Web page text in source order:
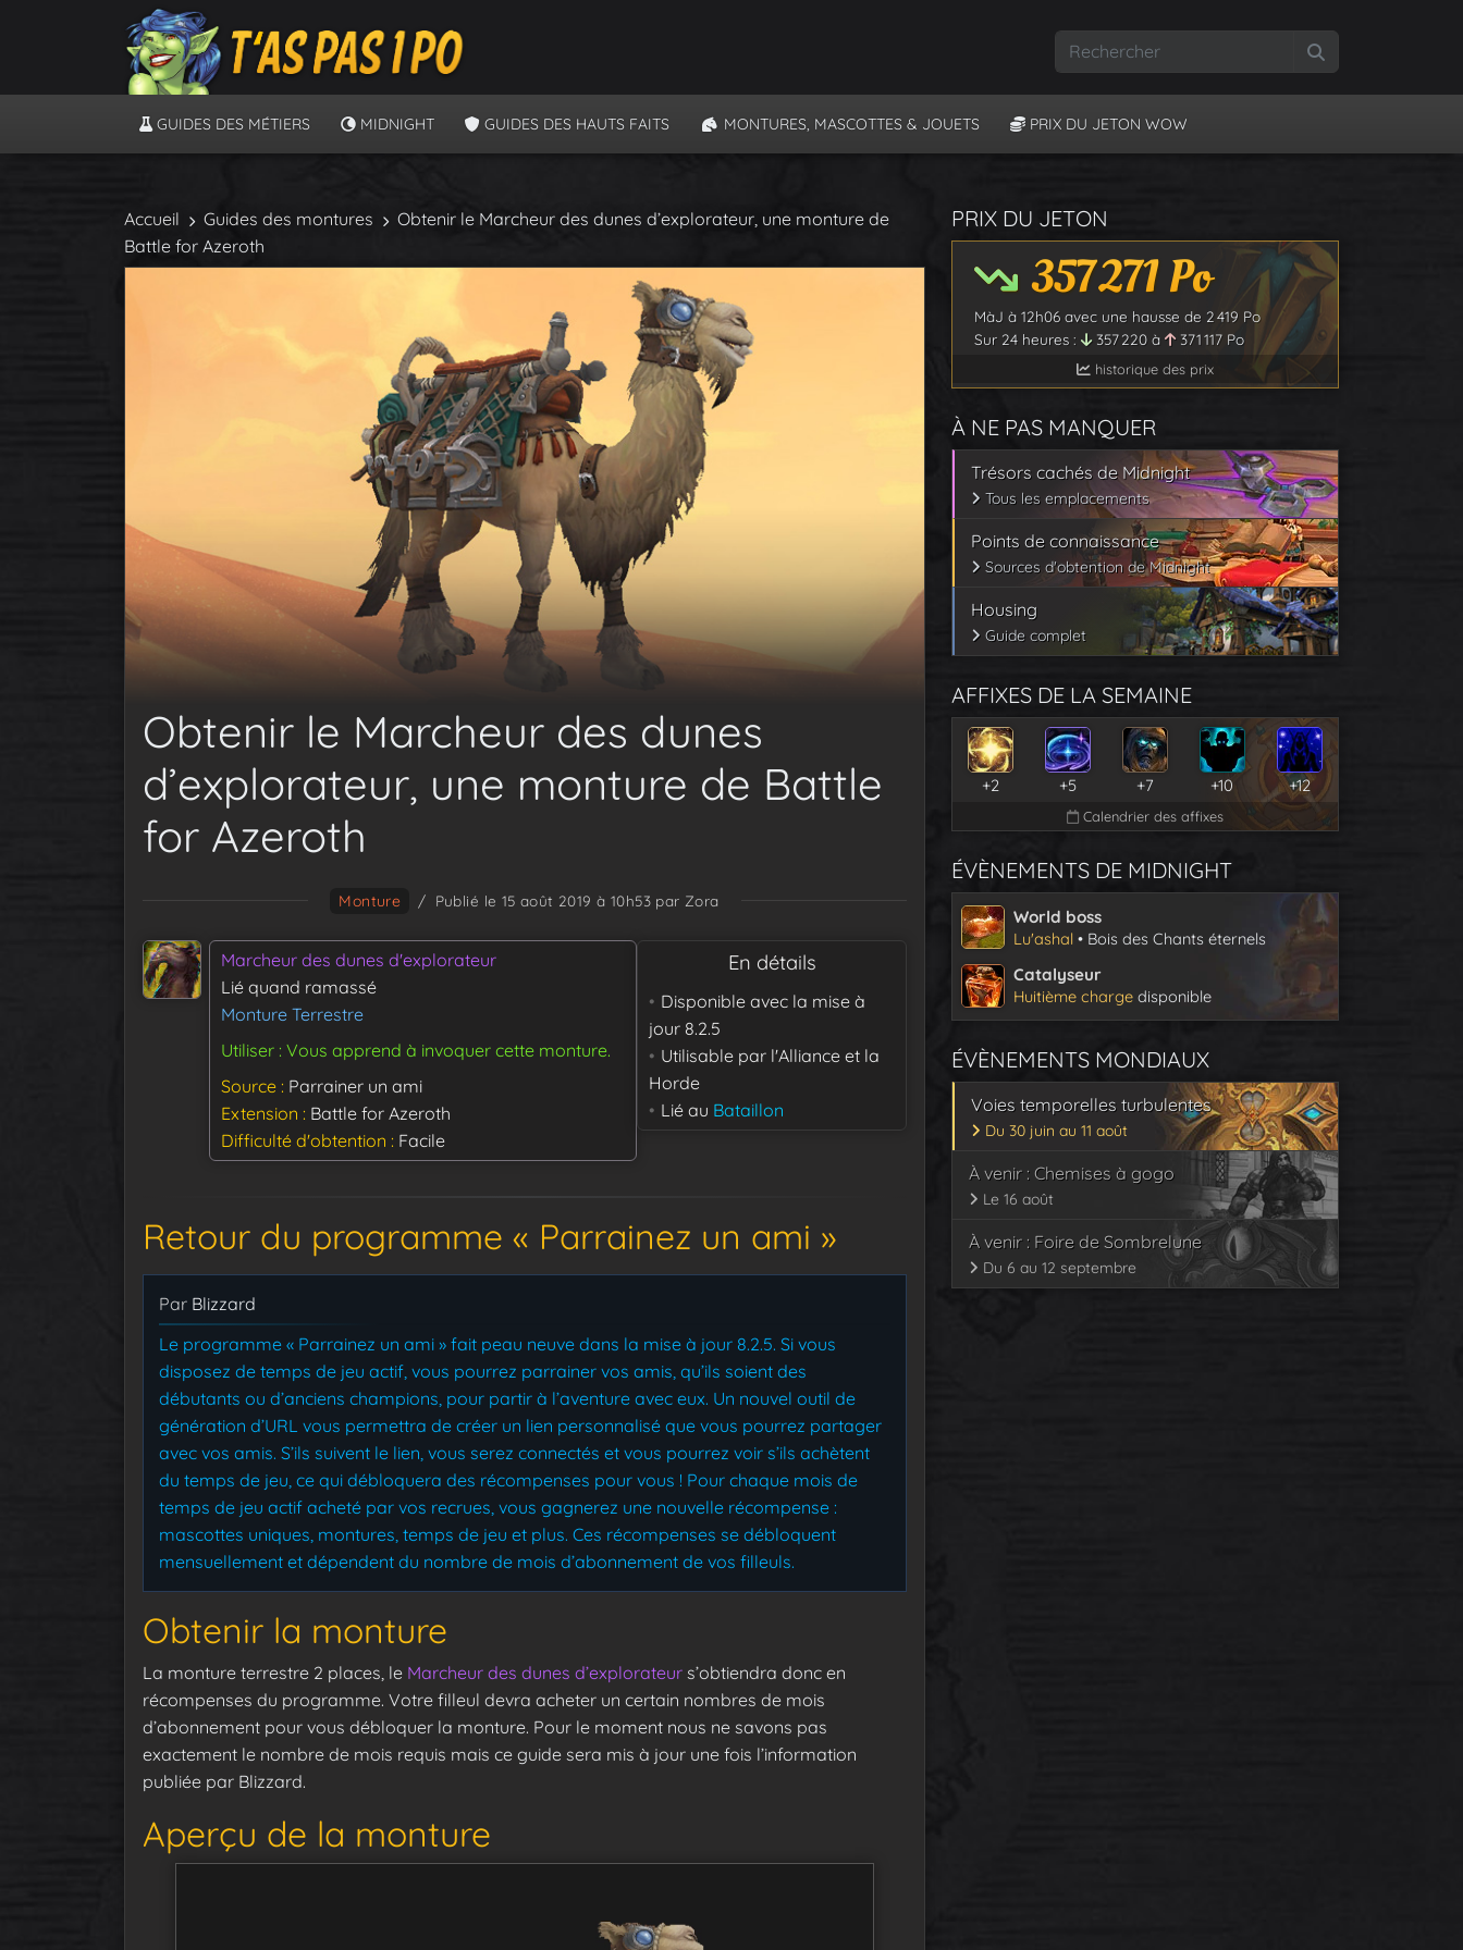
GUIDES DES MÉTIERS MIDNIGHT GUIDES DES HAUTS FAITS MONTURES, MASCOTTES & JOUETS PRIX DU JETON WOW
Accueil Guides des montures
Obtenir le Marcheur des dunes d’explorateur, une monture de
Battle for Azeroth
Obtenir le Marcheur des dunes
d’explorateur, une monture de Battle
for Azeroth
Monture / Publié le 15 août 2019 à 10h53par Zora
Marcheur des dunes d'explorateur
Lié quand ramassé
Monture Terrestre
Utiliser : Vous apprend à invoquer cette monture.
Source Parrainer un ami
Extension
Battle for Azeroth
Difficulté d'obtention
Facile
En détails
Disponible avec la mise à
jour 8.2.5
Utilisable par l'Alliance et la
Horde
Lié au Bataillon
Retour du programme « Parrainez un ami »
Par Blizzard
Le programme « Parrainez un ami » fait peau neuve dans la mise à jour 8.2.5. Si vous
disposez de temps de jeu actif, vous pourrez parrainer vos amis, qu’ils soient des
débutants ou d’anciens champions, pour partir à l’aventure avec eux. Un nouvel outil de
génération d’URL vous permettra de créer un lien personnalisé que vous pourrez partager
avec vos amis. S’ils suivent le lien, vous serez connectés et vous pourrez voir s’ils achètent
du temps de jeu, ce qui débloquera des récompenses pour vous ! Pour chaque mois de
temps de jeu actif acheté par vos recrues, vous gagnerez une nouvelle récompense :
mascottes uniques, montures, temps de jeu et plus. Ces récompenses se débloquent
mensuellement et dépendent du nombre de mois d’abonnement de vos filleuls.
Obtenir la monture
La monture terrestre 2 places, le Marcheur des dunes d’explorateur s’obtiendra donc en
récompenses du programme. Votre filleul devra acheter un certain nombres de mois
d’abonnement pour vous débloquer la monture. Pour le moment nous ne savons pas
exactement le nombre de mois requis mais ce guide sera mis à jour une fois l’information
publiée par Blizzard.
Aperçu de la monture
PRIX DU JETON
357 271Po
MàJ à 12h06 avec une hausse de 2 419 Po
Sur 24 heures :
357 220 à 371 117 Po
historique des prix
À NE PAS MANQUER
Trésors cachés de Midnight
Tous les emplacements
Points de connaissance
Sources d'obtention de Midnight
Housing
Guide complet
AFFIXES DE LA SEMAINE
+2 +5 +7 +10 +12
Calendrier des affixes
ÉVÈNEMENTS DE MIDNIGHT
World boss
Lu'ashal • Bois des Chants éternels
Catalyseur
Huitième charge disponible
ÉVÈNEMENTS MONDIAUX
Voies temporelles turbulentes
Du 30 juin au 11 août
À venir : Chemises à gogo
Le 16 août
À venir : Foire de Sombrelune
Du 6 au 12 septembre